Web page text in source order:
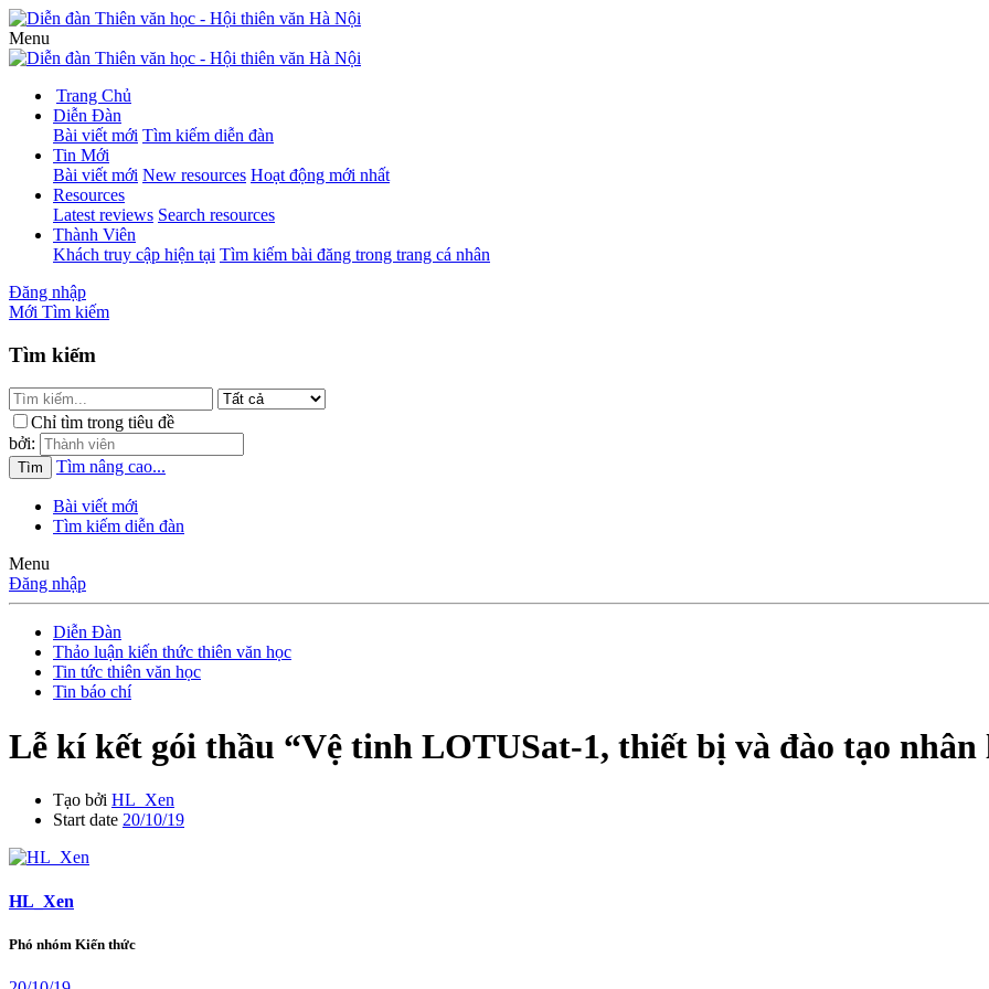
Menu
Trang Chủ
Diễn Đàn
Bài viết mới Tìm kiếm diễn đàn
Tin Mới
Bài viết mới New resources Hoạt động mới nhất
Resources
Latest reviews Search resources
Thành Viên
Khách truy cập hiện tại Tìm kiếm bài đăng trong trang cá nhân
Đăng nhập
Mới Tìm kiếm
Tìm kiếm
Chỉ tìm trong tiêu đề
bởi:
Tìm Tìm nâng cao...
Bài viết mới
Tìm kiếm diễn đàn
Menu
Đăng nhập
Diễn Đàn
Thảo luận kiến thức thiên văn học
Tin tức thiên văn học
Tin báo chí
Lễ kí kết gói thầu “Vệ tinh LOTUSat-1, thiết bị và đào tạo nhân
Tạo bởi HL_Xen
Start date 20/10/19
HL_Xen
Phó nhóm Kiến thức